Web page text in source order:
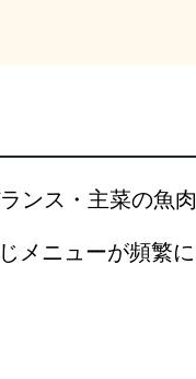
ンス・主菜の魚肉
メニューが頻繁に